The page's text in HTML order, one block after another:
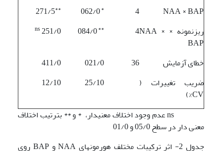
NAA × BAP
4
*
062/0
**
271/5
ریز­نمونه × NAA ×
BAP
4
**
084/0
ns251/0
خطای آزمایش 36
021/0
411/0
ضریب تغییرات (
CV%)
25/10
12/10
ns عدم وجود اختلاف معنی­دار، * و ** بترتیب اختلاف
معنی دار در سطح 05/0 و 01/0
جدول 2- اثر ترکیبات مختلف هورمونهای NAA و BAP روی